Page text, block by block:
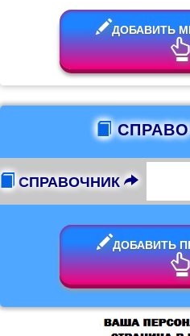
ДОБАВИТЬ
СПРАВОЧНИК
ДОБАВИТЬ